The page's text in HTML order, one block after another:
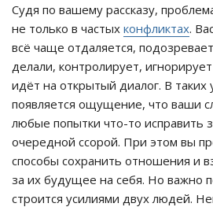
Судя по вашему рассказу,
не только в частых конфликтах.
всё чаще отдаляется,
делали, контролирует,
идёт на открытый диалог. В таких
появляется ощущение, что ваши
любые попытки что-то исправить
очередной ссорой. При этом вы
способы сохранить отношения и
за их будущее на себя. Но важно
строится усилиями двух людей.